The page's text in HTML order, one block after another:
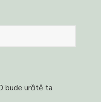
bude určitě ta